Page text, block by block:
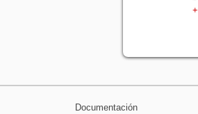
Documentación